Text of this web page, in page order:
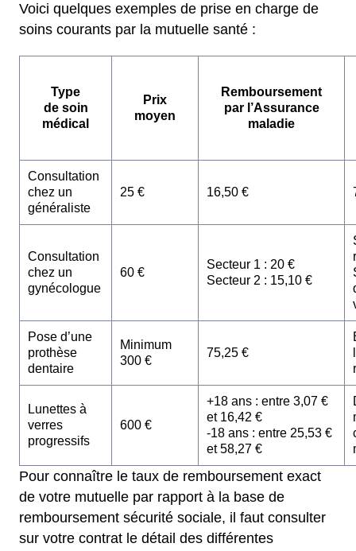
Voici quelques exemples de prise en charge de
soins courants par la mutuelle santé :
Type
de soin
médical
Prix
moyen
Remboursement
par l’Assurance
maladie
Consultation
chez un
généraliste
25 € 16,50 €
Consultation
chez un
gynécologue
60 €
Secteur 1 : 20 €
Secteur 2 : 15,10 €
Pose d’une
prothèse
dentaire
Minimum
300 €
75,25 €
Lunettes à
verres
progressifs
600 €
+18 ans : entre 3,07 €
et 16,42 €
-18 ans : entre 25,53 €
et 58,27 €
Pour connaître le taux de remboursement exact
de votre mutuelle par rapport à la base de
remboursement sécurité sociale, il faut consulter
sur votre contrat le détail des différentes